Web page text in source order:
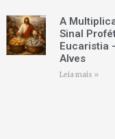
A
Sinal
Eucaristia
Alves
Leia mais »